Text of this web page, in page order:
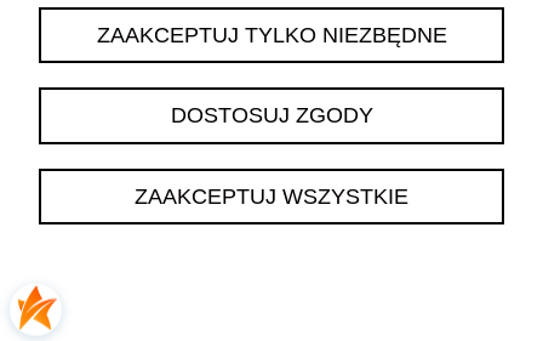
Sosna
Świerk
Wetiweria
balsamiczne
Cedr
Elemi
Olejki na
dolegliwości
Stres
Przeziębienie
Bóle
Trawienie
Detoks
ZAAKCEPTUJ TYLKO NIEZBĘDNE
DOSTOSUJ ZGODY
ZAAKCEPTUJ WSZYSTKIE